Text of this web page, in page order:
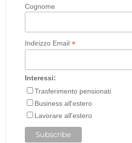
Cognome
Indirizzo Email *
Interessi:
Trasferimento pensionati
Business all'estero
Lavorare all'estero